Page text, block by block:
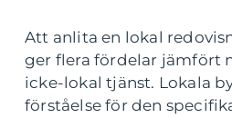
Att anlita en lokal
ger flera fördelar jämfört
icke-lokal tjänst. Lokala
förståelse för den